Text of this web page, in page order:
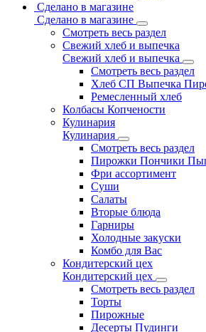
Сделано в магазине
Сделано в магазине
Смотреть весь раздел
Свежий хлеб и выпечка
Свежий хлеб и выпечка
Смотреть весь раздел
Хлеб СП Выпечка
Ремесленный хлеб
Колбасы Копчености
Кулинария
Кулинария
Смотреть весь раздел
Пирожки Пончики
Фри ассортимент
Суши
Салаты
Вторые блюда
Гарниры
Холодные закуски
Комбо для Вас
Кондитерский цех
Кондитерский цех
Смотреть весь раздел
Торты
Пирожные
Десерты Пудинги